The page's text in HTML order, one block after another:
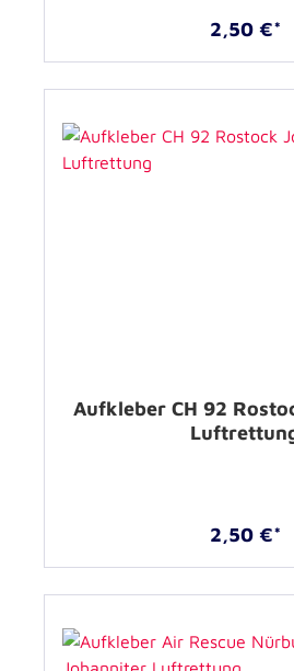
2,50 €*
Aufkleber CH 92
2,50 €*